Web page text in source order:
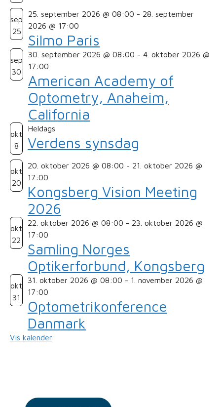
sep
25
25. september 2026 @ 08:00 - 28. september
2026 @ 17:00
Silmo Paris
sep
30
30. september 2026 @ 08:00 - 4. oktober 2026 @
17:00
American Academy of
Optometry, Anaheim,
California
okt
8
Heldags
Verdens synsdag
okt
20
20. oktober 2026 @ 08:00 - 21. oktober 2026 @
17:00
Kongsberg Vision Meeting
2026
okt
22
22. oktober 2026 @ 08:00 - 23. oktober 2026 @
17:00
Samling Norges
Optikerforbund, Kongsberg
okt
31
31. oktober 2026 @ 08:00 - 1. november 2026 @
17:00
Optometrikonference
Danmark
Vis kalender